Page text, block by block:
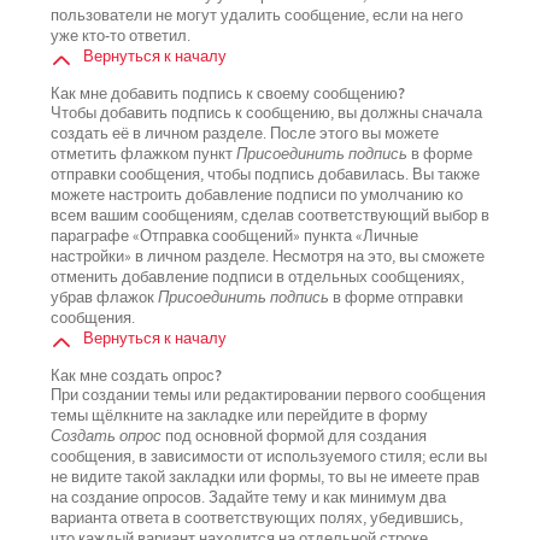
пользователи не могут удалить сообщение, если на него
уже кто-то ответил.
Вернуться к началу
Как мне добавить подпись к своему сообщению?
Чтобы добавить подпись к сообщению, вы должны сначала
создать её в личном разделе. После этого вы можете
отметить флажком пунктПрисоединить подпись в форме
отправки сообщения, чтобы подпись добавилась. Вы также
можете настроить добавление подписи по умолчанию ко
всем вашим сообщениям, сделав соответствующий выбор в
параграфе «Отправка сообщений» пункта «Личные
настройки» в личном разделе. Несмотря на это, вы сможете
отменить добавление подписи в отдельных сообщениях,
убрав флажокПрисоединить подпись в форме отправки
сообщения.
Вернуться к началу
Как мне создать опрос?
При создании темы или редактировании первого сообщения
темы щёлкните на закладке или перейдите в форму
Создать опроспод основной формой для создания
сообщения, в зависимости от используемого стиля; если вы
не видите такой закладки или формы, то вы не имеете прав
на создание опросов. Задайте тему и как минимум два
варианта ответа в соответствующих полях, убедившись,